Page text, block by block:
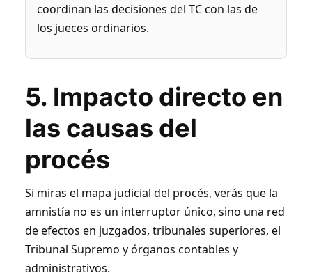
coordinan las decisiones del TC con las de
los jueces ordinarios.
5. Impacto directo en
las causas del
procés
Si miras el mapa judicial del procés, verás que la
amnistía no es un interruptor único, sino una red
de efectos en juzgados, tribunales superiores, el
Tribunal Supremo y órganos contables y
administrativos.